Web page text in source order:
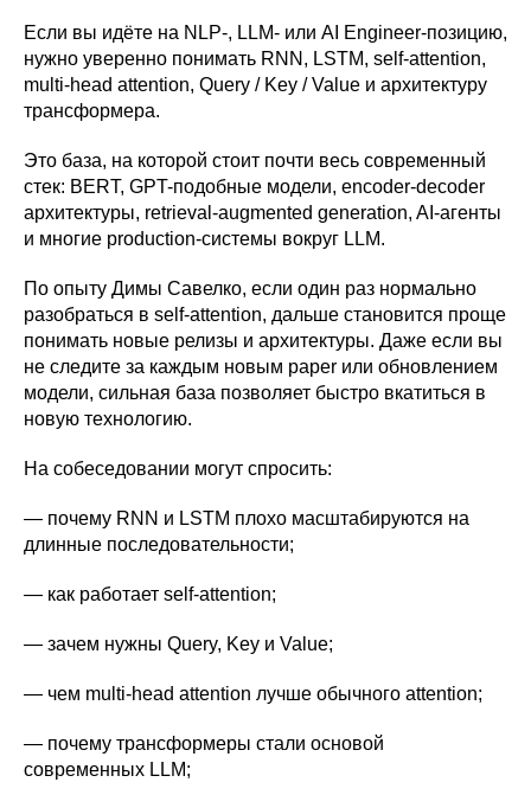
Если вы идёте на NLP-, LLM- или AI Engineer-позицию,
нужно уверенно понимать RNN, LSTM, self-attention,
multi-head attention, Query / Key / Value и архитектуру
трансформера.
Это база, на которой стоит почти весь современный
стек: BERT, GPT-подобные модели, encoder-decoder
архитектуры, retrieval-augmented generation, AI-агенты
и многие production-системы вокруг LLM.
По опыту Димы Савелко, если один раз нормально
разобраться в self-attention, дальше становится проще
понимать новые релизы и архитектуры. Даже если вы
не следите за каждым новым paper или обновлением
модели, сильная база позволяет быстро вкатиться в
новую технологию.
На собеседовании могут спросить:
— почему RNN и LSTM плохо масштабируются на
длинные последовательности;
— как работает self-attention;
— зачем нужны Query, Key и Value;
— чем multi-head attention лучше обычного attention;
— почему трансформеры стали основой
современных LLM;